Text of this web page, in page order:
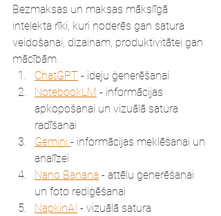
Bezmaksas un maksas mākslīgā
intelekta rīki, kuri noderēs gan satura
veidošanai, dizainam, produktivitātei gan
mācībām.
ChatGPT - ideju ģenerēšanai
NotebookLM - informācijas
apkopošanai un vizuālā satura
radīšanai
Gemini - informācijas meklēšanai un
analīzei
Nano Banana - attēlu ģenerēšanai
un foto rediģēšanai
NapkinAI - vizuālā satura